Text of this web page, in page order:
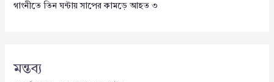
গাংনীতে তিন ঘন্টায় সাপের কামড়ে আহত ৩
মন্তব্য